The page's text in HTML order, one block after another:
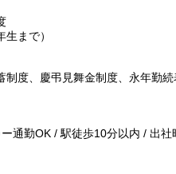
まで）
制度、慶弔見舞金制度、永年勤
通勤OK / 駅徒歩10分以内 / 出